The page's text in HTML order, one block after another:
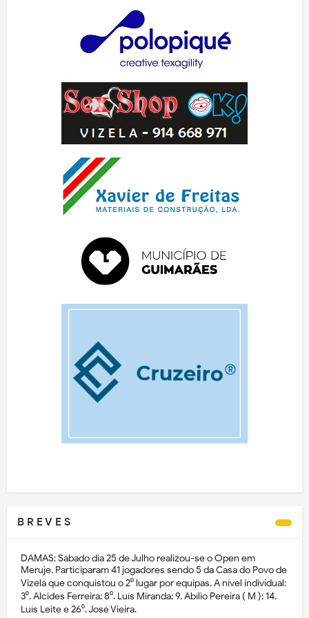
B R E V E S
DAMAS: Sábado dia 25 de Julho realizou-se o Open em
Meruje. Participaram 41 jogadores sendo 5 da Casa do Povo de
Vizela que conquistou o 2⁰ lugar por equipas. A nível individual:
3⁰. Alcides Ferreira; 8⁰. Luís Miranda; 9. Abílio Pereira ( M ); 14.
Luís Leite e 26⁰. José Vieira.